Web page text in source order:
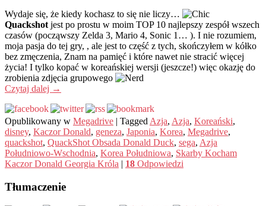
Wydaje się, że kiedy kochasz to się nie liczy…
Quackshot jest po prostu w moim TOP 10 najlepszy zespół wszech
czasów (począwszy Zelda 3, Mario 4, Sonic 1… ). I nie rozumiem,
moja pasja do tej gry, , ale jest to część z tych, skończyłem w kółko
bez zmęczenia, Znam na pamięć i które nawet nie stracić więcej
życia! I tylko kopać w koreańskiej wersji (jeszcze!) więc okazję do
zrobienia zdjęcia grupowego
Czytaj dalej →
Opublikowany w Megadrive | Tagged Azja, Azja, Koreański,
disney, Kaczor Donald, geneza, Japonia, Korea, Megadrive,
quackshot, QuackShot Obsada Donald Duck, sega, Azja
Południowo-Wschodnia, Korea Południowa, Skarby Kocham
Kaczor Donald Georgia Króla | 18 Odpowiedzi
Tłumaczenie